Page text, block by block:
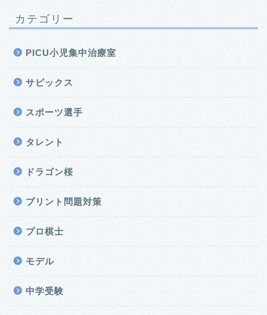
カテゴリー
PICU小児集中治療室
サピックス
スポーツ選手
タレント
ドラゴン桜
プリント問題対策
プロ棋士
モデル
中学受験